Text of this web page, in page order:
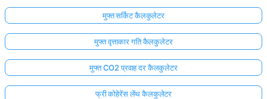
मुफ्त सर्किट कैलकुलेटर
मुफ्त वृत्ताकार गति कैलकुलेटर
मुफ्त CO2 प्रवाह दर कैलकुलेटर
फ्री कोहेरेंस लेंथ कैलकुलेटर